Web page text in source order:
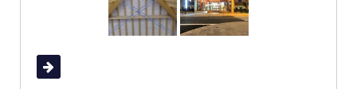
Read More